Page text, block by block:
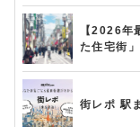
【2026年
た住宅街
街レポ 駅